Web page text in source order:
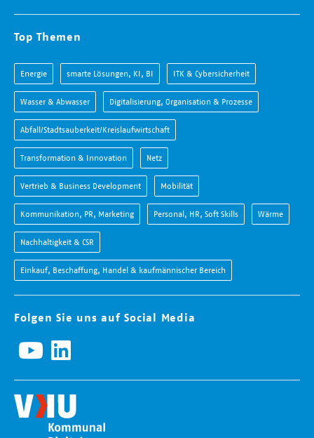
Top Themen
Energie smarte Lösungen, KI, BI ITK & Cybersicherheit
Wasser & Abwasser Digitalisierung, Organisation & Prozesse
Abfall/Stadtsauberkeit/Kreislaufwirtschaft
Transformation & Innovation Netz
Vertrieb & Business Development Mobilität
Kommunikation, PR, Marketing Personal, HR, Soft Skills Wärme
Nachhaltigkeit & CSR
Einkauf, Beschaffung, Handel & kaufmännischer Bereich
Folgen Sie uns auf Social Media